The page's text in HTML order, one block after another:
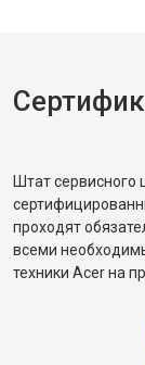
Штат сервисного
проходят
всеми
техники Acer на